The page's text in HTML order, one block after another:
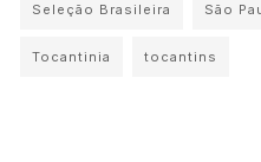
Seleção Brasileira São
Tocantinia tocantins